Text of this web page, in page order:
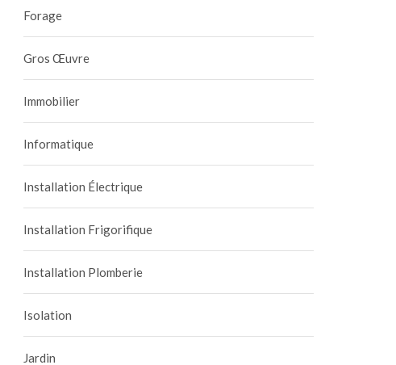
Forage
Gros Œuvre
Immobilier
Informatique
Installation Électrique
Installation Frigorifique
Installation Plomberie
Isolation
Jardin